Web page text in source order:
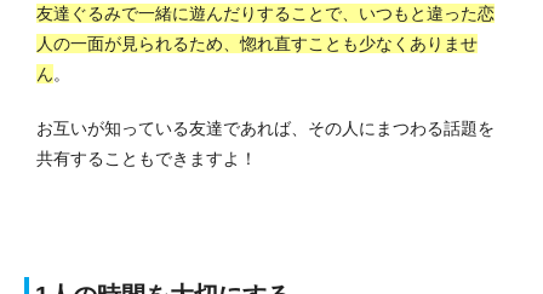
友達ぐるみで一緒に遊んだりすることで、いつもと違った恋
人の一面が見られるため、惚れ直すことも少なくありませ
ん。
お互いが知っている友達であれば、その人にまつわる話題を
共有することもできますよ！